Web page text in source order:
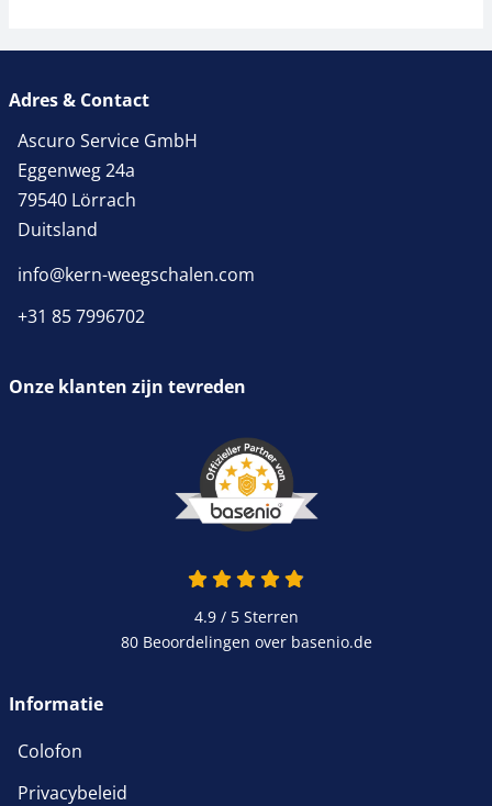
Adres & Contact
Ascuro Service GmbH
Eggenweg 24a
79540 Lörrach
Duitsland
info@kern-weegschalen.com
+31 85 7996702
Onze klanten zijn tevreden
4.9 / 5Sterren
80 Beoordelingen over basenio.de
Informatie
Colofon
Privacybeleid